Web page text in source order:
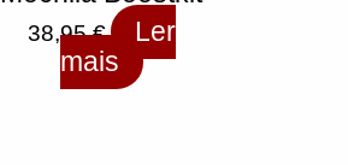
38,95€
Ler
mais